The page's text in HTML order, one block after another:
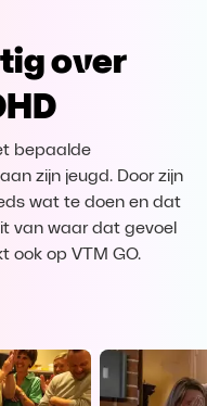
Download
Download
over
bepaalde
zijn jeugd. Door zijn
wat te doen en dat
van waar dat gevoel
ook op VTM GO.